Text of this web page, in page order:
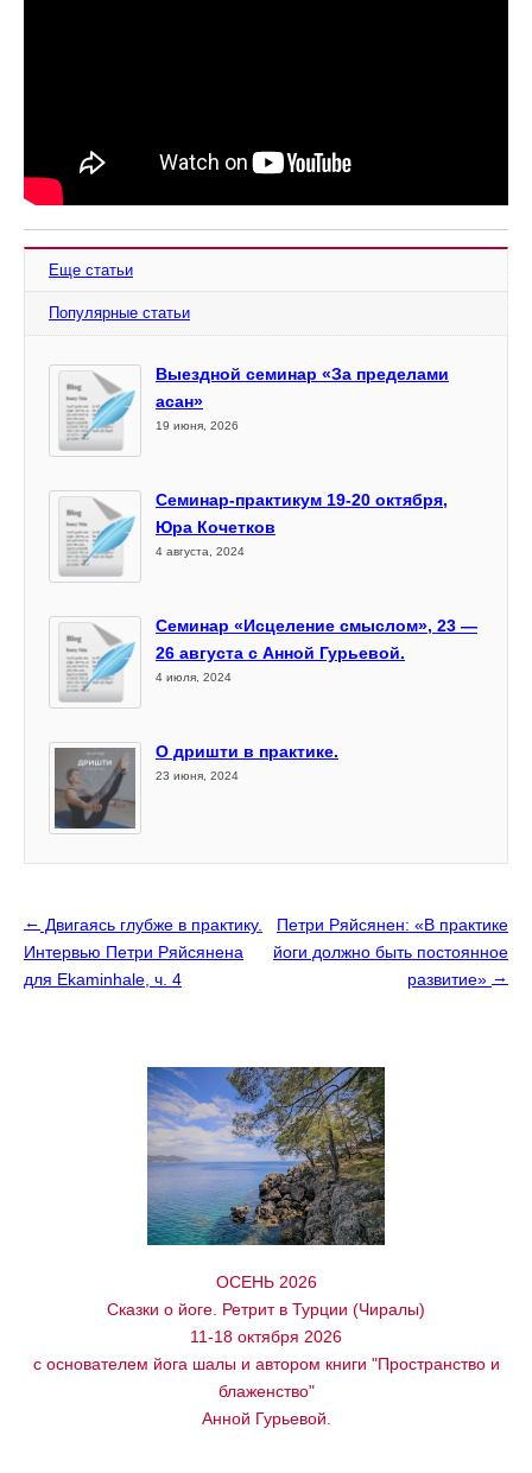
Еще статьи
Популярные статьи
Выездной семинар «За пределами
асан»
19 июня, 2026
Семинар-практикум 19-20 октября,
Юра Кочетков
4 августа, 2024
Семинар «Исцеление смыслом», 23 —
26 августа с Анной Гурьевой.
4 июля, 2024
О дришти в практике.
23 июня, 2024
← Двигаясь глубже в практику.
Интервью Петри Ряйсянена
для Ekaminhale, ч. 4
Петри Ряйсянен: «В практике
йоги должно быть постоянное
развитие» →
ОСЕНЬ 2026
Сказки о йоге. Ретрит в Турции (Чиралы)
11-18 октября 2026
с основателем йога шалы и автором книги "Пространство и
блаженство"
Анной Гурьевой.